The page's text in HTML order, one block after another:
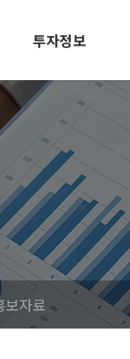
투자정보
경영정보
공시정보
공고
IR홍보자료
내부정보관리규정
보자료